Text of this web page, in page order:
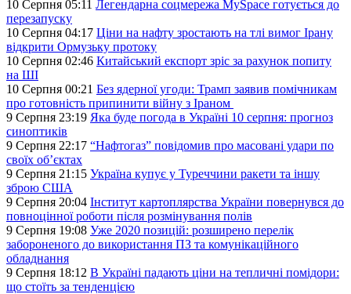
10 Серпня 05:11 Легендарна соцмережа MySpace готується до
перезапуску
10 Серпня 04:17 Ціни на нафту зростають на тлі вимог Ірану
відкрити Ормузьку протоку
10 Серпня 02:46 Китайський експорт зріс за рахунок попиту
на ШІ
10 Серпня 00:21 Без ядерної угоди: Трамп заявив помічникам
про готовність припинити війну з Іраном
9 Серпня 23:19 Яка буде погода в Україні 10 серпня: прогноз
синоптиків
9 Серпня 22:17 “Нафтогаз” повідомив про масовані удари по
своїх об’єктах
9 Серпня 21:15 Україна купує у Туреччини ракети та іншу
зброю США
9 Серпня 20:04 Інститут картоплярства України повернувся до
повноцінної роботи після розмінування полів
9 Серпня 19:08 Уже 2020 позицій: розширено перелік
забороненого до використання ПЗ та комунікаційного
обладнання
9 Серпня 18:12 В Україні падають ціни на тепличні помідори:
що стоїть за тенденцією